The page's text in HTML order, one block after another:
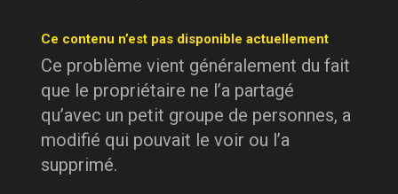
Ce contenu n’est pas disponible actuellement
Ce problème vient généralement du fait
que le propriétaire ne l’a partagé
qu’avec un petit groupe de personnes, a
modifié qui pouvait le voir ou l’a
supprimé.